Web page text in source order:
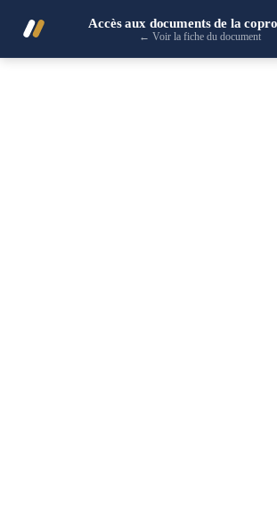
Accès aux documents de la
← Voir la fiche du document